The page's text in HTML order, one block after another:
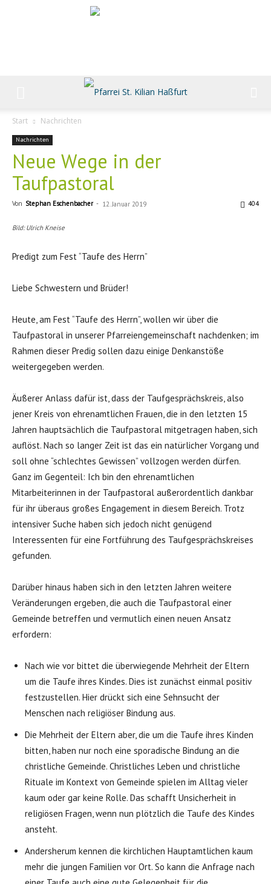
Start Nachrichten
Nachrichten
Neue Wege in der
Taufpastoral
Von Stephan Eschenbacher - 12. Januar 2019 404
Bild: Ulrich Kneise
Predigt zum Fest “Taufe des Herrn”
Liebe Schwestern und Brüder!
Heute, am Fest “Taufe des Herrn”, wollen wir über die
Taufpastoral in unserer Pfarreiengemeinschaft nachdenken; im
Rahmen dieser Predig sollen dazu einige Denkanstöße
weitergegeben werden.
Äußerer Anlass dafür ist, dass der Taufgesprächskreis, also
jener Kreis von ehrenamtlichen Frauen, die in den letzten 15
Jahren hauptsächlich die Taufpastoral mitgetragen haben, sich
auflöst. Nach so langer Zeit ist das ein natürlicher Vorgang und
soll ohne “schlechtes Gewissen” vollzogen werden dürfen.
Ganz im Gegenteil: Ich bin den ehrenamtlichen
Mitarbeiterinnen in der Taufpastoral außerordentlich dankbar
für ihr überaus großes Engagement in diesem Bereich. Trotz
intensiver Suche haben sich jedoch nicht genügend
Interessenten für eine Fortführung des Taufgesprächskreises
gefunden.
Darüber hinaus haben sich in den letzten Jahren weitere
Veränderungen ergeben, die auch die Taufpastoral einer
Gemeinde betreffen und vermutlich einen neuen Ansatz
erfordern:
Nach wie vor bittet die überwiegende Mehrheit der Eltern
um die Taufe ihres Kindes. Dies ist zunächst einmal positiv
festzustellen. Hier drückt sich eine Sehnsucht der
Menschen nach religiöser Bindung aus.
Die Mehrheit der Eltern aber, die um die Taufe ihres Kinden
bitten, haben nur noch eine sporadische Bindung an die
christliche Gemeinde. Christliches Leben und christliche
Rituale im Kontext von Gemeinde spielen im Alltag vieler
kaum oder gar keine Rolle. Das schafft Unsicherheit in
religiösen Fragen, wenn nun plötzlich die Taufe des Kindes
ansteht.
Andersherum kennen die kirchlichen Hauptamtlichen kaum
mehr die jungen Familien vor Ort. So kann die Anfrage nach